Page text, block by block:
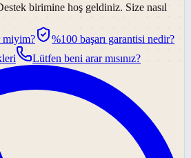
birimine hoş geldiniz. Size nasıl
miyim?
%100 başarı garantisi nedir?
Lütfen beni arar mısınız?